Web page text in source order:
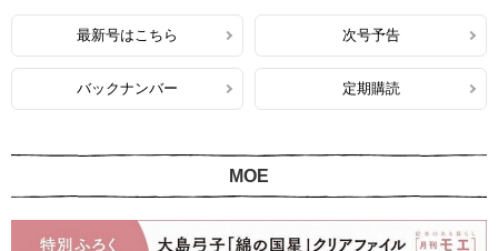
最新号はこちら 次号予告
バックナンバー 定期購読
MOE